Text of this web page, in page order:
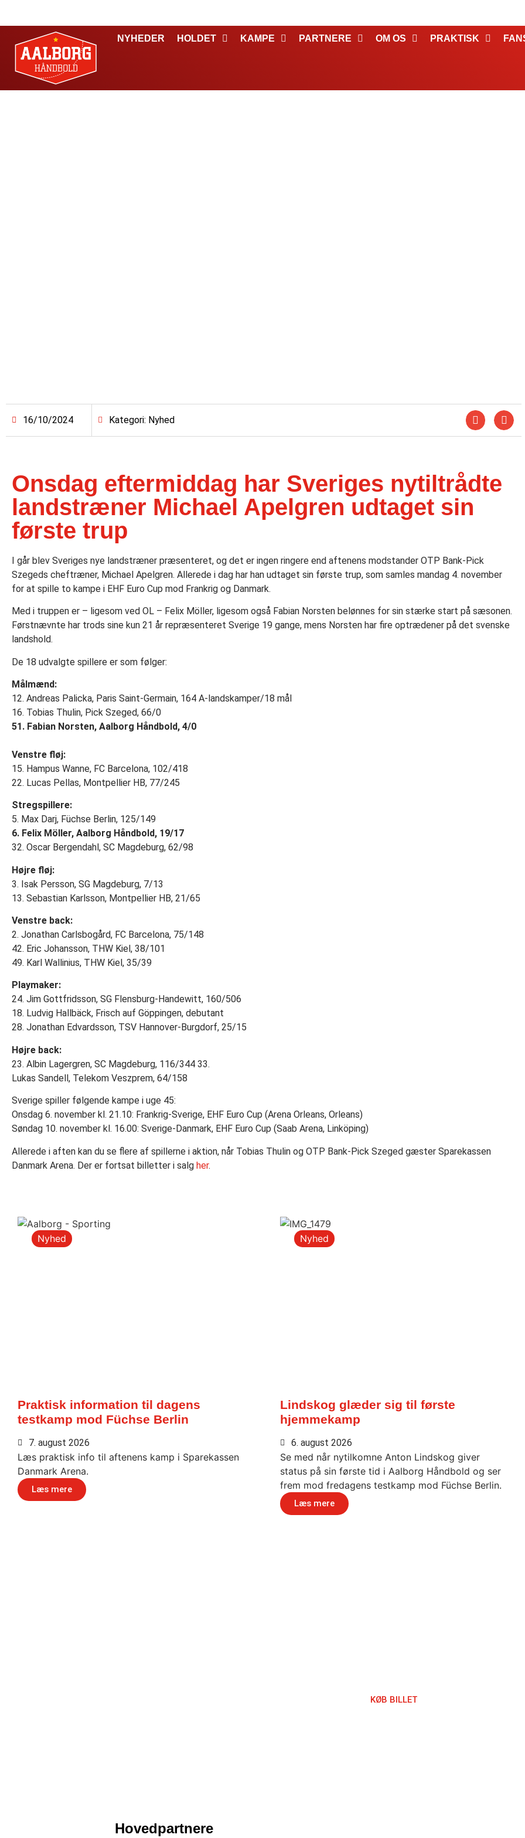
NYHEDER HOLDET KAMPE PARTNERE OM OS PRAKTISK
16/10/2024 Kategori: Nyhed
Onsdag eftermiddag har Sveriges nytiltrådte
landstræner Michael Apelgren udtaget sin
første trup
I går blev Sveriges nye landstræner præsenteret, og det er ingen ringere end aftenens modstander OTP Bank-Pick
Szegeds cheftræner, Michael Apelgren. Allerede i dag har han udtaget sin første trup, som samles mandag 4. november
for at spille to kampe i EHF Euro Cup mod Frankrig og Danmark.
Med i truppen er – ligesom ved OL – Felix Möller, ligesom også Fabian Norsten belønnes for sin stærke start på sæsonen.
Førstnævnte har trods sine kun 21 år repræsenteret Sverige 19 gange, mens Norsten har fire optrædener på det svenske
landshold.
De 18 udvalgte spillere er som følger:
Målmænd:
12. Andreas Palicka, Paris Saint-Germain, 164 A-landskamper/18 mål
16. Tobias Thulin, Pick Szeged, 66/0
51. Fabian Norsten, Aalborg Håndbold, 4/0
Venstre fløj:
15. Hampus Wanne, FC Barcelona, 102/418
22. Lucas Pellas, Montpellier HB, 77/245
Stregspillere:
5. Max Darj, Füchse Berlin, 125/149
6. Felix Möller, Aalborg Håndbold, 19/17
32. Oscar Bergendahl, SC Magdeburg, 62/98
Højre fløj:
3. Isak Persson, SG Magdeburg, 7/13
13. Sebastian Karlsson, Montpellier HB, 21/65
Venstre back:
2. Jonathan Carlsbogård, FC Barcelona, 75/148
42. Eric Johansson, THW Kiel, 38/101
49. Karl Wallinius, THW Kiel, 35/39
Playmaker:
24. Jim Gottfridsson, SG Flensburg-Handewitt, 160/506
18. Ludvig Hallbäck, Frisch auf Göppingen, debutant
28. Jonathan Edvardsson, TSV Hannover-Burgdorf, 25/15
Højre back:
23. Albin Lagergren, SC Magdeburg, 116/344 33.
Lukas Sandell, Telekom Veszprem, 64/158
Sverige spiller følgende kampe i uge 45:
Onsdag 6. november kl. 21.10: Frankrig-Sverige, EHF Euro Cup (Arena Orleans, Orleans)
Søndag 10. november kl. 16.00: Sverige-Danmark, EHF Euro Cup (Saab Arena, Linköping)
Allerede i aften kan du se flere af spillerne i aktion, når Tobias Thulin og OTP Bank-Pick Szeged gæster Sparekassen
Danmark Arena. Der er fortsat billetter i salg her.
Nyhed
Praktisk information til dagens
testkamp mod Füchse Berlin
7. august 2026
Læs praktisk info til aftenens kamp i Sparekassen
Danmark Arena.
Læs mere
Nyhed
Lindskog glæder sig til første
hjemmekamp
6. august 2026
Se med når nytilkomne Anton Lindskog giver
status på sin første tid i Aalborg Håndbold og ser
frem mod fredagens testkamp mod Füchse Berlin.
Læs mere
KØB BILLET
Hovedpartnere